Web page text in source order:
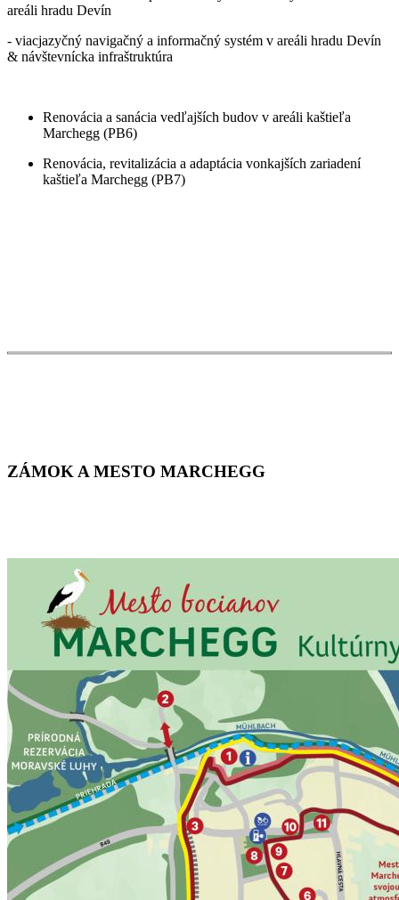
areáli hradu Devín
- viacjazyčný navigačný a informačný systém v areáli hradu Devín
& návštevnícka infraštruktúra
Renovácia a sanácia vedľajších budov v areáli kaštieľa
Marchegg (PB6)
Renovácia, revitalizácia a adaptácia vonkajších zariadení
kaštieľa Marchegg (PB7)
ZÁMOK A MESTO MARCHEGG